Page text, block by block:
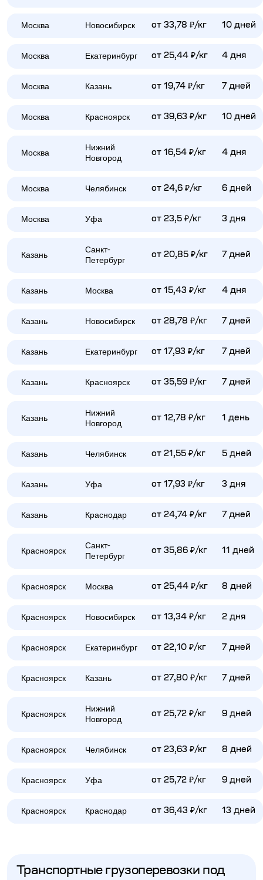
Москва Новосибирск от 33,78 ₽/кг 10 дней
Москва Екатеринбург от 25,44 ₽/кг 4 дня
Москва Казань от 19,74 ₽/кг 7 дней
Москва Красноярск от 39,63 ₽/кг 10 дней
Москва
Нижний
Новгород
от 16,54 ₽/кг 4 дня
Москва Челябинск от 24,6 ₽/кг 6 дней
Москва Уфа от 23,5 ₽/кг 3 дня
Казань
Санкт-
Петербург
от 20,85 ₽/кг 7 дней
Казань Москва от 15,43 ₽/кг 4 дня
Казань Новосибирск от 28,78 ₽/кг 7 дней
Казань Екатеринбург от 17,93 ₽/кг 7 дней
Казань Красноярск от 35,59 ₽/кг 7 дней
Казань
Нижний
Новгород
от 12,78 ₽/кг 1 день
Казань Челябинск от 21,55 ₽/кг 5 дней
Казань Уфа от 17,93 ₽/кг 3 дня
Казань Краснодар от 24,74 ₽/кг 7 дней
Красноярск
Санкт-
Петербург
от 35,86 ₽/кг 11 дней
Красноярск Москва от 25,44 ₽/кг 8 дней
Красноярск Новосибирск от 13,34 ₽/кг 2 дня
Красноярск Екатеринбург от 22,10 ₽/кг 7 дней
Красноярск Казань от 27,80 ₽/кг 7 дней
Красноярск
Нижний
Новгород
от 25,72 ₽/кг 9 дней
Красноярск Челябинск от 23,63 ₽/кг 8 дней
Красноярск Уфа от 25,72 ₽/кг 9 дней
Красноярск Краснодар от 36,43 ₽/кг 13 дней
Транспортные грузоперевозки под